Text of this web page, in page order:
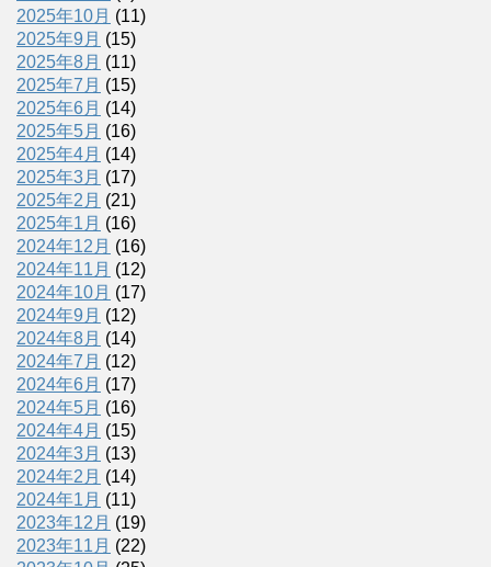
2025年10月 (11)
2025年9月 (15)
2025年8月 (11)
2025年7月 (15)
2025年6月 (14)
2025年5月 (16)
2025年4月 (14)
2025年3月 (17)
2025年2月 (21)
2025年1月 (16)
2024年12月 (16)
2024年11月 (12)
2024年10月 (17)
2024年9月 (12)
2024年8月 (14)
2024年7月 (12)
2024年6月 (17)
2024年5月 (16)
2024年4月 (15)
2024年3月 (13)
2024年2月 (14)
2024年1月 (11)
2023年12月 (19)
2023年11月 (22)